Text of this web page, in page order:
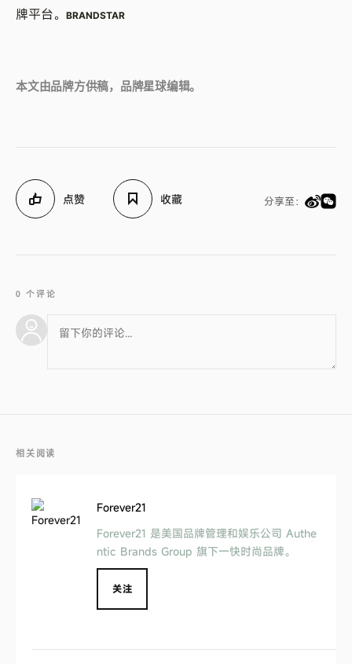
牌平台。
BRANDSTAR
本文由品牌方供稿，品牌星球编辑。
点赞 收藏 分享至：
0 个评论
相关阅读
Forever21
Forever21 是美国品牌管理和娱乐公司 Authe
ntic Brands Group 旗下一快时尚品牌。
关注